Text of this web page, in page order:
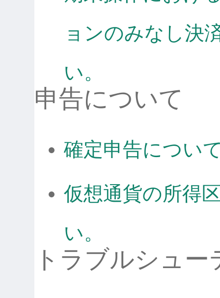
ョンのみなし決
い。
申告について
確定申告につい
仮想通貨の所得
い。
トラブルシュ